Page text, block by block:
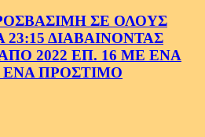
ΣΕ ΟΛΟΥΣ
ΔΙΑΒΑΙΝΟΝΤΑΣ
2022 ΕΠ. 16 ME ENA
ΠΡΟΣΤΙΜΟ